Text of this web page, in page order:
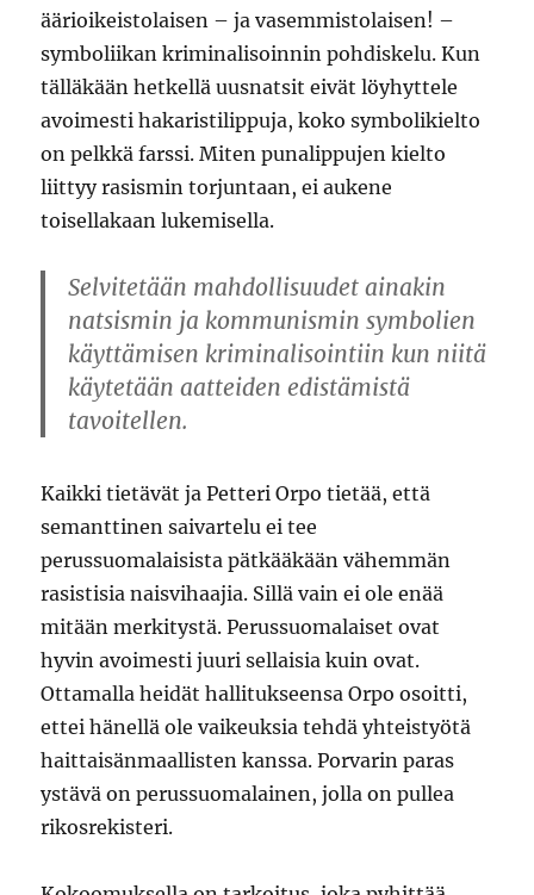
äärioikeistolaisen – ja vasemmistolaisen! –
symboliikan kriminalisoinnin pohdiskelu. Kun
tälläkään hetkellä uusnatsit eivät löyhyttele
avoimesti hakaristilippuja, koko symbolikielto
on pelkkä farssi. Miten punalippujen kielto
liittyy rasismin torjuntaan, ei aukene
toisellakaan lukemisella.
Selvitetään mahdollisuudet ainakin
natsismin ja kommunismin symbolien
käyttämisen kriminalisointiin kun niitä
käytetään aatteiden edistämistä
tavoitellen.
Kaikki tietävät ja Petteri Orpo tietää, että
semanttinen saivartelu ei tee
perussuomalaisista pätkääkään vähemmän
rasistisia naisvihaajia. Sillä vain ei ole enää
mitään merkitystä. Perussuomalaiset ovat
hyvin avoimesti juuri sellaisia kuin ovat.
Ottamalla heidät hallitukseensa Orpo osoitti,
ettei hänellä ole vaikeuksia tehdä yhteistyötä
haittaisänmaallisten kanssa. Porvarin paras
ystävä on perussuomalainen, jolla on pullea
rikosrekisteri.